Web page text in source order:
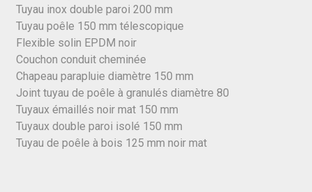
Tuyau inox double paroi 200 mm
Tuyau poêle 150 mm télescopique
Flexible solin EPDM noir
Couchon conduit cheminée
Chapeau parapluie diamètre 150 mm
Joint tuyau de poêle à granulés diamètre 80
Tuyaux émaillés noir mat 150 mm
Tuyaux double paroi isolé 150 mm
Tuyau de poêle à bois 125 mm noir mat